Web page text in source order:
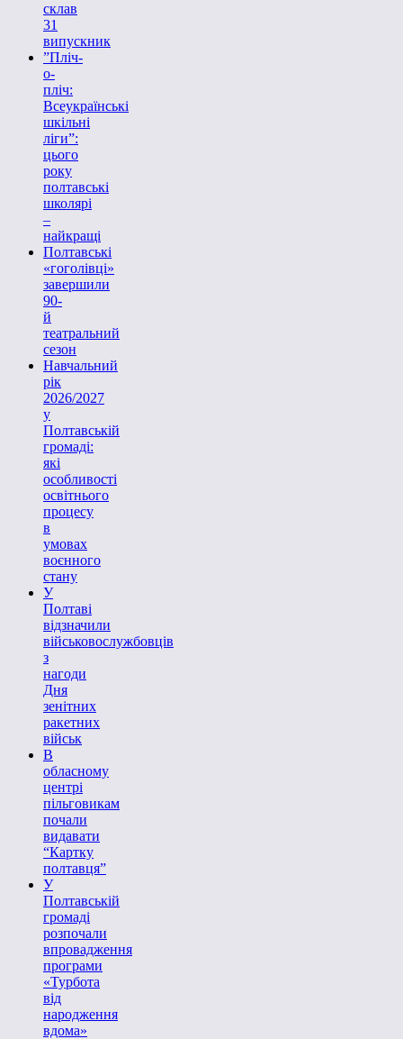
склав
31
випускник
”Пліч-
о-
пліч:
Всеукраїнські
шкільні
ліги”:
цього
року
полтавські
школярі
–
найкращі
Полтавські
«гоголівці»
завершили
90-
й
театральний
сезон
Навчальний
рік
2026/2027
у
Полтавській
громаді:
які
особливості
освітнього
процесу
в
умовах
воєнного
стану
У
Полтаві
відзначили
військовослужбовців
з
нагоди
Дня
зенітних
ракетних
військ
В
обласному
центрі
пільговикам
почали
видавати
“Картку
полтавця”
У
Полтавській
громаді
розпочали
впровадження
програми
«Турбота
від
народження
вдома»